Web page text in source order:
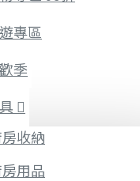
專區
季
收納
用品